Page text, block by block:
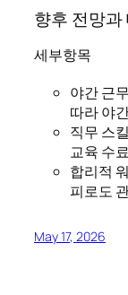
향후 전망과
세부항목
야간 근
따라 야
직무 스
교육 수
합리적
피로도
May 17, 2026